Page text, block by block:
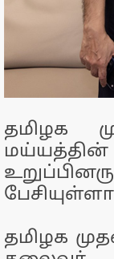
தமிழக
தமிழக